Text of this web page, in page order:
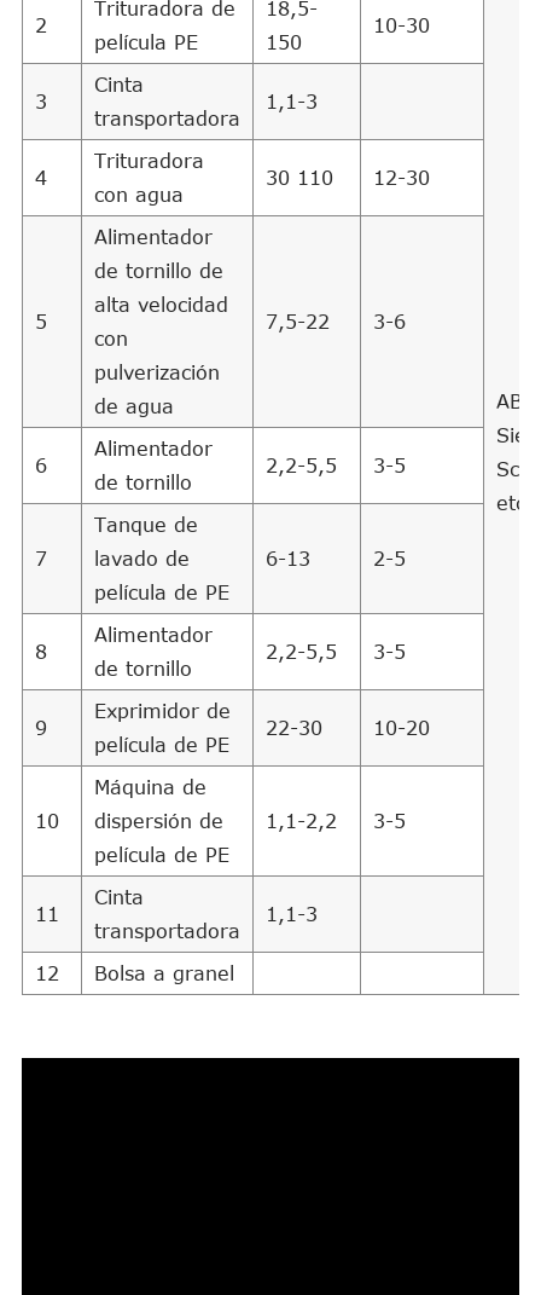
etc
2
Trituradora de
película PE
18,5-
150
10-30
3
Cinta
transportadora
1,1-3
4
Trituradora
con agua
30 110 12-30
5
Alimentador
de tornillo de
alta velocidad
con
pulverización
de agua
7,5-22 3-6
6
Alimentador
de tornillo
2,2-5,5 3-5
7
Tanque de
lavado de
película de PE
6-13 2-5
8
Alimentador
de tornillo
2,2-5,5 3-5
9
Exprimidor de
película de PE
22-30 10-20
10
Máquina de
dispersión de
película de PE
1,1-2,2 3-5
11
Cinta
transportadora
1,1-3
12 Bolsa a granel